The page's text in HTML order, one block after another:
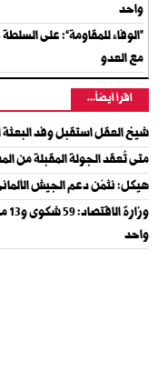
واحد
“الوفاء للمقاومة”: على
مع العدو
اقرأ أيضاً...
شيخ العقل استقبل وفد البعثة
متى تُعقد الجولة المقبلة من
هيكل: نثمّن دعم الجيش
واحد